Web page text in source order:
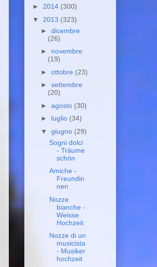
► 2014 (300)
▼ 2013 (323)
► dicembre
(26)
► novembre
(19)
► ottobre (23)
► settembre
(20)
► agosto (30)
► luglio (34)
▼ giugno (29)
Sogni dolci
- Träume
schön
Amiche -
Freundin
nen
Nozze
bianche -
Weisse
Hochzeit
Nozze di un
musicista
- Musiker
hochzeit